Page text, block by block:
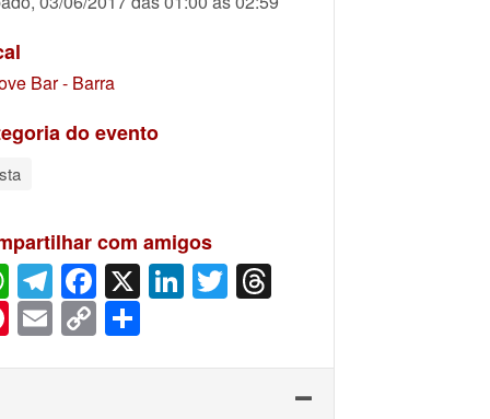
Bar - Barra
do evento
com amigos
WhatsApp
Telegram
Facebook
X LinkedIn
Twitter
Pinterest
Email
Copy
Link